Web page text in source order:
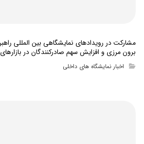
مشارکت در رویدادهای نمایشگاهی بین المللی
برون مرزی و افزایش سهم صادرکنندگان در
اخبار نمایشگاه های داخلی